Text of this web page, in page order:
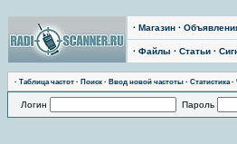
· Магазин ·
· Файлы · Статьи ·
· Тaблицa чaстoт · Поиск · Ввод новой частоты · Статистика·
Логин Пароль